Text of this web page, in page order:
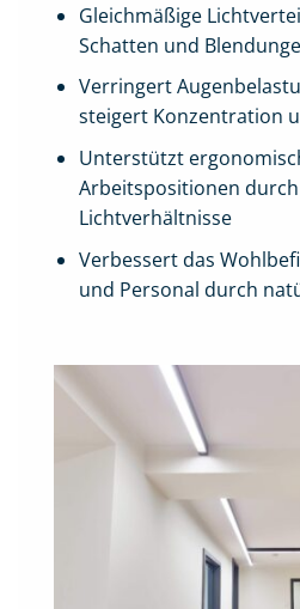
Gleichmäßige
Schatten und
Verringert
steigert Konzentration
Unterstützt
Arbeitspositionen
Lichtverhältnisse
Verbessert das
und Personal durch